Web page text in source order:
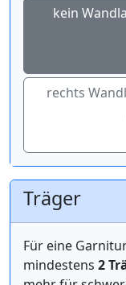
kein
rechts
Träger
Für eine Garnitur
mindestens 2